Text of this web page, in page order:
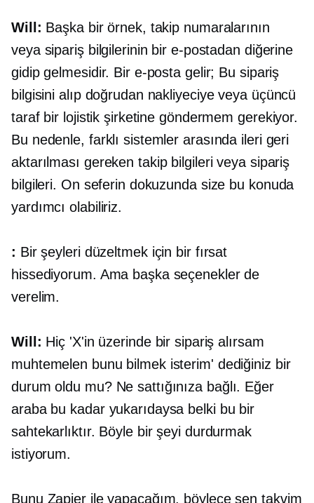
Will: Başka bir örnek, takip numaralarının
veya sipariş bilgilerinin bir e-postadan diğerine
gidip gelmesidir. Bir e-posta gelir; Bu sipariş
bilgisini alıp doğrudan nakliyeciye veya üçüncü
taraf bir lojistik şirketine göndermem gerekiyor.
Bu nedenle, farklı sistemler arasında ileri geri
aktarılması gereken takip bilgileri veya sipariş
bilgileri. On seferin dokuzunda size bu konuda
yardımcı olabiliriz.
: Bir şeyleri düzeltmek için bir fırsat
hissediyorum. Ama başka seçenekler de
verelim.
Will: Hiç 'X'in üzerinde bir sipariş alırsam
muhtemelen bunu bilmek isterim' dediğiniz bir
durum oldu mu? Ne sattığınıza bağlı. Eğer
araba bu kadar yukarıdaysa belki bu bir
sahtekarlıktır. Böyle bir şeyi durdurmak
istiyorum.
Bunu Zapier ile yapacağım, böylece sen takvim